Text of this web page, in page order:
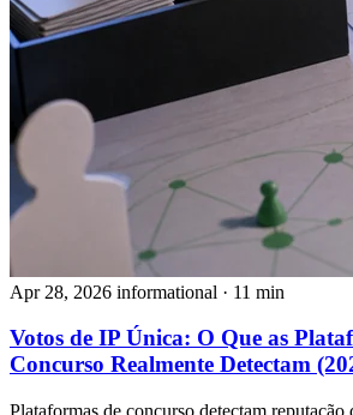
Apr 28, 2026 informational · 11 min
Votos de IP Única: O Que as
Concurso Realmente Detectam